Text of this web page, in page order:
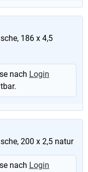
186 x 4,5
nach Login
200 x 2,5 natur
nach Login